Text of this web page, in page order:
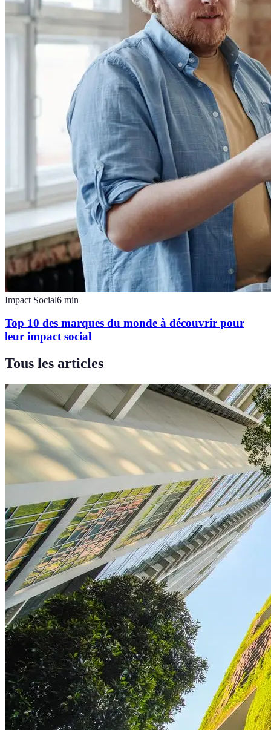
Impact Social6 min
Top 10 des marques du monde à découvrir pour
leur impact social
Tous les articles